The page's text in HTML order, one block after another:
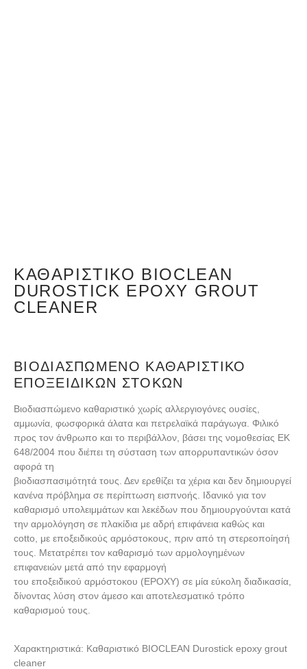
ΚΑΘΑΡΙΣΤΙΚΌ BIOCLEAN
DUROSTICK EPOXY GROUT
CLEANER
ΒΙΟΔΙΑΣΠΏΜΕΝΟ ΚΑΘΑΡΙΣΤΙΚΌ
ΕΠΟΞΕΙΔΙΚΏΝ ΣΤΌΚΩΝ
Βιοδιασπώμενο καθαριστικό χωρίς αλλεργιογόνες ουσίες,
αμμωνία, φωσφορικά άλατα και πετρελαϊκά παράγωγα. Φιλικό
προς τον άνθρωπο και το περιβάλλον, βάσει της νομοθεσίας ΕΚ
648/2004 που διέπει τη σύσταση των απορρυπαντικών όσον
αφορά τη
βιοδιασπασιμότητά τους. Δεν ερεθίζει τα χέρια και δεν δημιουργεί
κανένα πρόβλημα σε περίπτωση εισπνοής. Ιδανικό για τον
καθαρισμό υπολειμμάτων και λεκέδων που δημιουργούνται κατά
την αρμολόγηση σε πλακίδια με αδρή επιφάνεια καθώς και
cotto, με εποξειδικούς αρμόστοκους, πριν από τη στερεοποίησή
τους. Μετατρέπει τον καθαρισμό των αρμολογημένων
επιφανειών μετά από την εφαρμογή
του εποξειδικού αρμόστοκου (EPOXY) σε μία εύκολη διαδικασία,
δίνοντας λύση στον άμεσο και αποτελεσματικό τρόπο
καθαρισμού τους.
Χαρακτηριστικά: Καθαριστικό BIOCLEAN Durostick epoxy grout
cleaner